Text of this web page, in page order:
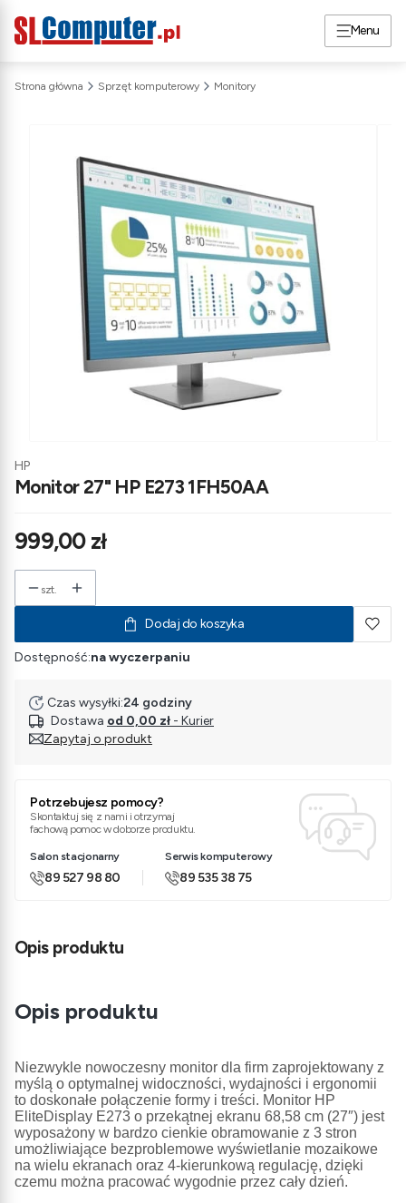
Menu
Strona główna Sprzęt komputerowy Monitory
HP
Monitor 27" HP E273 1FH50AA
Cena
999,00 zł
szt.
Dodaj do koszyka
Dostępność:na wyczerpaniu
Czas wysyłki:24 godziny
Dostawa od 0,00 zł - Kurier
Zapytaj o produkt
Potrzebujesz pomocy?
Skontaktuj się z nami i otrzymaj
fachową pomoc w doborze produktu.
Salon stacjonarny
89 527 98 80
Serwis komputerowy
89 535 38 75
Opis produktu
Opis produktu
Niezwykle nowoczesny monitor dla firm zaprojektowany z
myślą o optymalnej widoczności, wydajności i ergonomii
to doskonałe połączenie formy i treści. Monitor HP
EliteDisplay E273 o przekątnej ekranu 68,58 cm (27″) jest
wyposażony w bardzo cienkie obramowanie z 3 stron
umożliwiające bezproblemowe wyświetlanie mozaikowe
na wielu ekranach oraz 4-kierunkową regulację, dzięki
czemu można pracować wygodnie przez cały dzień.